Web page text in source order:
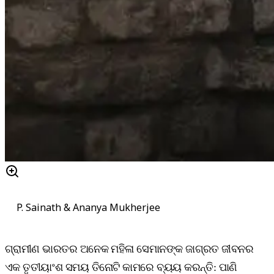
P. Sainath & Ananya Mukherjee
ଗ୍ରାମୀଣ ଭାରତର ଅନେକ ମହିଳା ସେମାନଙ୍କ ଜାଗ୍ରତ ଜୀବନର
ଏକ ତୃତୀୟାଂଶ ସମୟ ତିନୋଟି କାମରେ ବ୍ୟୟ କରନ୍ତି: ପାଣି